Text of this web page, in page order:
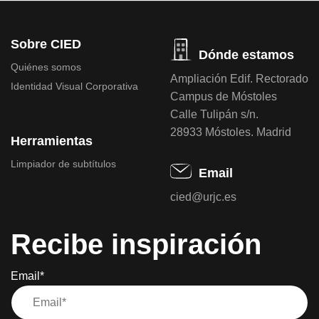
Sobre CIED
Quiénes somos
Identidad Visual Corporativa
Herramientas
Limpiador de subtítulos
Dónde estamos
Ampliación Edif. Rectorado
Campus de Móstoles
Calle Tulipán s/n.
28933 Móstoles. Madrid
Email
cied@urjc.es
Recibe inspiración
Email*